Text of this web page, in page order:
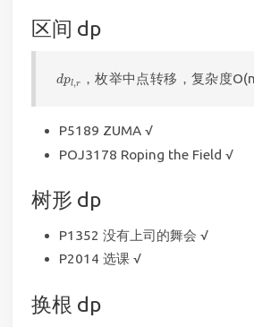
区间 dp
dpl,r ， 枚举中 点转移 ， 复杂度
d ，枚举中 点转移 复 杂 度
P5189 ZUMA √
POJ3178 Roping the Field √
树形 dp
P1352 没有上司的舞会 √
P2014 选课 √
换根 dp